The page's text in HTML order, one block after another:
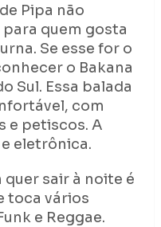
Pipa não
quem gosta
Se esse for o
o Bakana
Sul. Essa balada
com
e petiscos. A
eletrônica.
sair à noite é
toca vários
e Reggae.